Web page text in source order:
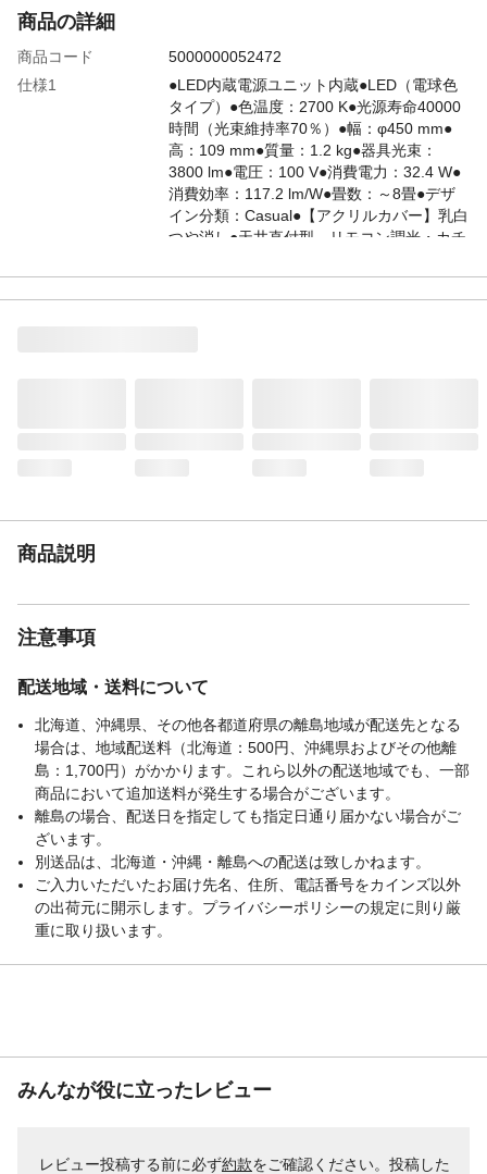
商品の詳細
商品コード
5000000052472
仕様1
●LED内蔵電源ユニット内蔵●LED（電球色
タイプ）●色温度：2700 K●光源寿命40000
時間（光束維持率70％）●幅：φ450 mm●
高：109 mm●質量：1.2 kg●器具光束：
3800 lm●電圧：100 V●消費電力：32.4 W●
消費効率：117.2 lm/W●畳数：～8畳●デザ
イン分類：Casual●【アクリルカバー】乳白
つや消し●天井直付型、リモコン調光・カチ
灯・滅）●壁スイッチ切替（全灯→普段→常
夜灯）
商品説明
注意事項
配送地域・送料について
北海道、沖縄県、その他各都道府県の離島地域が配送先となる
場合は、地域配送料（北海道：500円、沖縄県およびその他離
島：1,700円）がかかります。これら以外の配送地域でも、一部
商品において追加送料が発生する場合がございます。
離島の場合、配送日を指定しても指定日通り届かない場合がご
ざいます。
別送品は、北海道・沖縄・離島への配送は致しかねます。
ご入力いただいたお届け先名、住所、電話番号をカインズ以外
の出荷元に開示します。プライバシーポリシーの規定に則り厳
重に取り扱います。
みんなが役に立ったレビュー
レビュー投稿する前に必ず約款をご確認ください。投稿した